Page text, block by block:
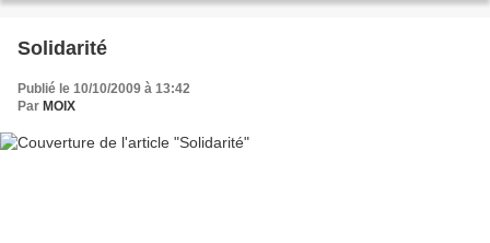
Solidarité
Publié le 10/10/2009 à 13:42
Par MOIX